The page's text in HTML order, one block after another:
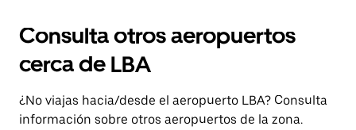
Consulta otros aeropuertos
cerca de LBA
¿No viajas hacia/desde el aeropuerto LBA? Consulta
información sobre otros aeropuertos de la zona.